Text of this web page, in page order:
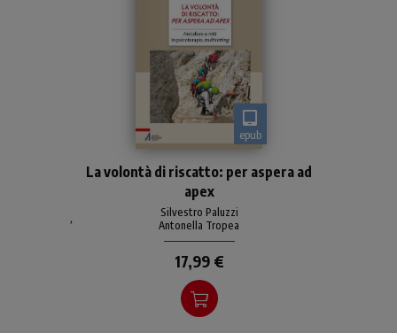
epub
‘ferite’ della propria storia,
alle situazioni della vita
ingiuste e immeritate e
come trionfare su di
La volontà di riscatto: per aspera ad
apex
Silvestro Paluzzi
,
Antonella Tropea
17,99 €